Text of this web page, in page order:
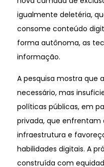
igualmente deletéria,
consome conteúdo
forma autônoma, as
informação.
A pesquisa mostra que
necessário, mas
políticas públicas, em
privada, que enfrentam
infraestrutura e
habilidades digitais. A
construída com